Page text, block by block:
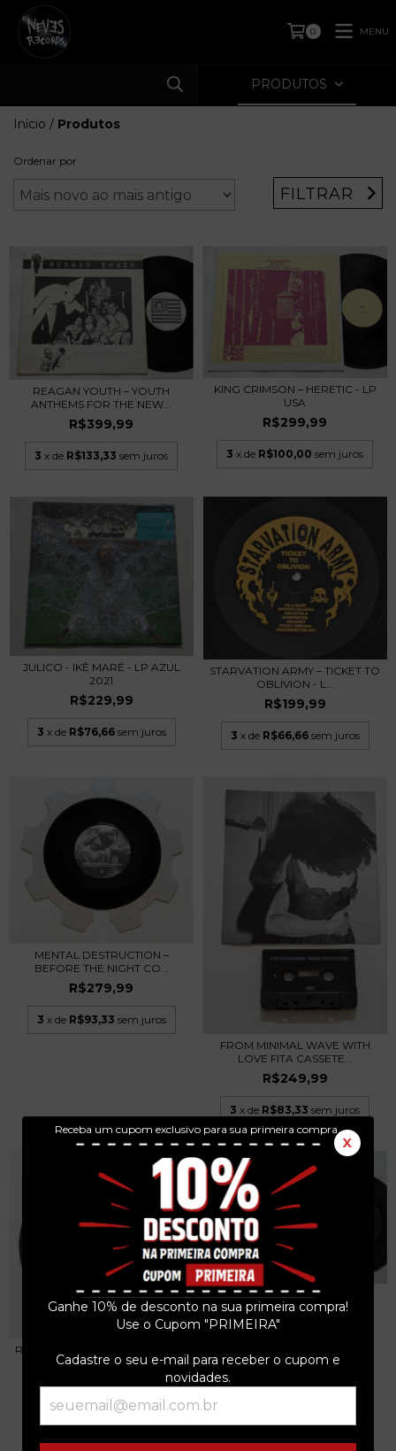
Receba um cupom exclusivo para sua primeira compra.
X
Ganhe 10% de desconto na sua primeira compra!
Use o Cupom "PRIMEIRA"
Cadastre o seu e-mail para receber o cupom e
novidades.
0 MENU
PRODUTOS
Início / Produtos
Ordenar por
FILTRAR
REAGAN YOUTH – YOUTH
ANTHEMS FOR THE NEW...
R$399,99
3 x de R$133,33 sem juros
KING CRIMSON – HERETIC - LP
USA
R$299,99
3 x de R$100,00 sem juros
JULICO - IKÊ MARÉ - LP AZUL
2021
R$229,99
3 x de R$76,66 sem juros
STARVATION ARMY – TICKET TO
OBLIVION - L...
R$199,99
3 x de R$66,66 sem juros
MENTAL DESTRUCTION –
BEFORE THE NIGHT CO...
R$279,99
3 x de R$93,33 sem juros
FROM MINIMAL WAVE WITH
LOVE FITA CASSETE...
R$249,99
3 x de R$83,33 sem juros
ROBERTO CARLOS - SAIL AWAY
COMPACTO PROM...
R$79,99
x deR$26,66 sem juros
BLIND PIGS - LIGHTS OUT - 10
2020 TESTE...
R$499,99
3 x deR$166,66 sem juros